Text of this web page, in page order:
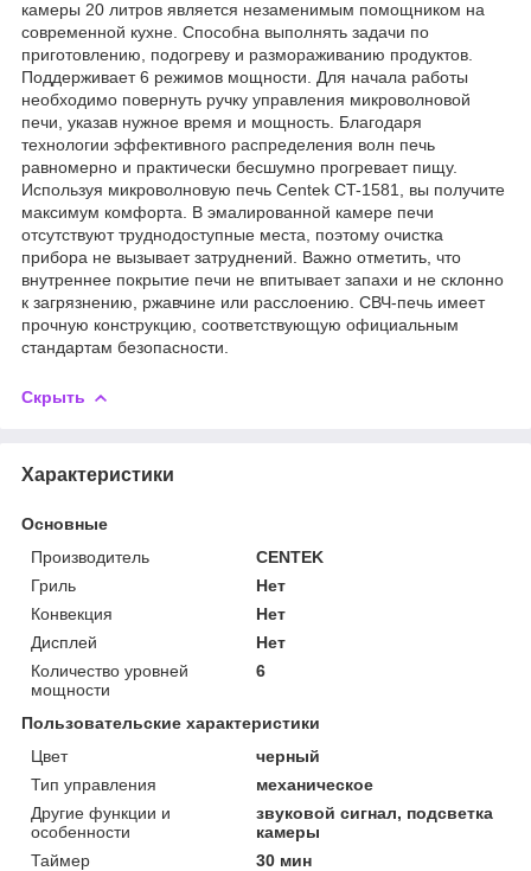
камеры 20 литров является незаменимым помощником на
современной кухне. Способна выполнять задачи по
приготовлению, подогреву и размораживанию продуктов.
Поддерживает 6 режимов мощности. Для начала работы
необходимо повернуть ручку управления микроволновой
печи, указав нужное время и мощность. Благодаря
технологии эффективного распределения волн печь
равномерно и практически бесшумно прогревает пищу.
Используя микроволновую печь Centek CT-1581, вы получите
максимум комфорта. В эмалированной камере печи
отсутствуют труднодоступные места, поэтому очистка
прибора не вызывает затруднений. Важно отметить, что
внутреннее покрытие печи не впитывает запахи и не склонно
к загрязнению, ржавчине или расслоению. СВЧ-печь имеет
прочную конструкцию, соответствующую официальным
стандартам безопасности.
Скрыть
Характеристики
Основные
Производитель
CENTEK
Гриль
Нет
Конвекция
Нет
Дисплей
Нет
Количество уровней
мощности
6
Пользовательские характеристики
Цвет
черный
Тип управления
механическое
Другие функции и
особенности
звуковой сигнал, подсветка
камеры
Таймер
30 мин